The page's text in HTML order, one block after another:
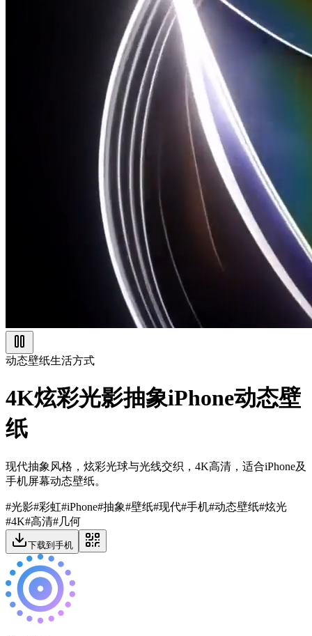
动态壁纸生活方式
4K炫彩光影抽象iPhone动态壁
纸
现代抽象风格，炫彩光球与光线交织，4K高清，适合iPhone及
手机屏幕动态壁纸。
#光影#彩虹#iPhone#抽象#壁纸#现代#手机#动态壁纸#炫光
#4K#高清#几何
下载到手机